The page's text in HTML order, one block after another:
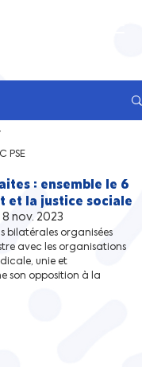
: ensemble le 6
et la justice sociale
PSE
8 nov. 2023
bilatérales organisées
avec les organisations
unie et
son opposition à la